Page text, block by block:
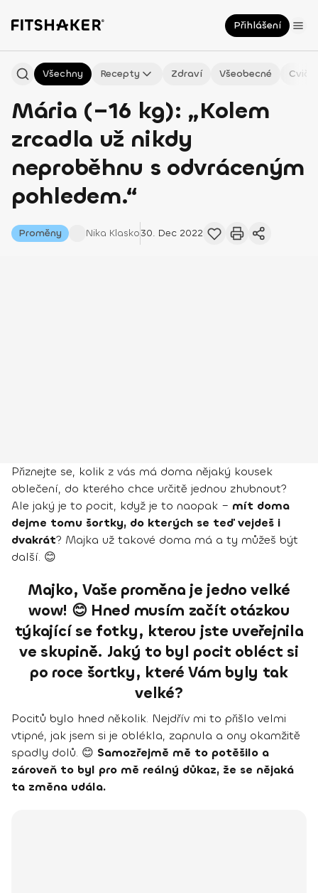
Přihlášení
Všechny Recepty Zdraví Všeobecné
Mária (–16 kg): „Kolem
zrcadla už nikdy
neproběhnu s odvráceným
pohledem.“
Proměny Nika Klasko30. Dec 2022
Přiznejte se, kolik z vás má doma nějaký kousek
oblečení, do kterého chce určitě jednou zhubnout?
Ale jaký je to pocit, když je to naopak – mít doma
dejme tomu šortky, do kterých se teď vejdeš i
dvakrát? Majka už takové doma má a ty můžeš být
další. 😊
Majko, Vaše proměna je jedno velké
wow! 😊 Hned musím začít otázkou
týkající se fotky, kterou jste uveřejnila
ve skupině. Jaký to byl pocit obléct si
po roce šortky, které Vám byly tak
velké?
Pocitů bylo hned několik. Nejdřív mi to přišlo velmi
vtipné, jak jsem si je oblékla, zapnula a ony okamžitě
spadly dolů. 😊 Samozřejmě mě to potěšilo a
zároveň to byl pro mě reálný důkaz, že se nějaká
ta změna udála.